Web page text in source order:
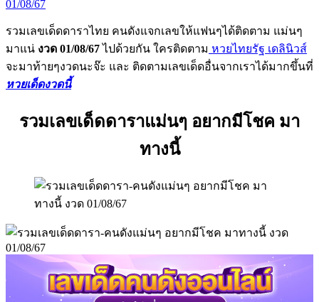
รวมเลขเด็ดดาราไทย คนดังแจกเลขให้แฟนๆได้ติดตาม แม่นๆ
มาแน่ งวด 01/08/67ไปด้วยกัน ใครติดตาม หวยไทยรัฐ เดลินิวส์
จะมาท้ายๆงวดนะจ๊ะ และ ติดตามเลขเด็ดอื่นจากเราได้มากขึ้นที่
หวยเด็ดงวดนี้
รวมเลขเด็ดดาราแม่นๆ อยากมีโชค มา
ทางนี้